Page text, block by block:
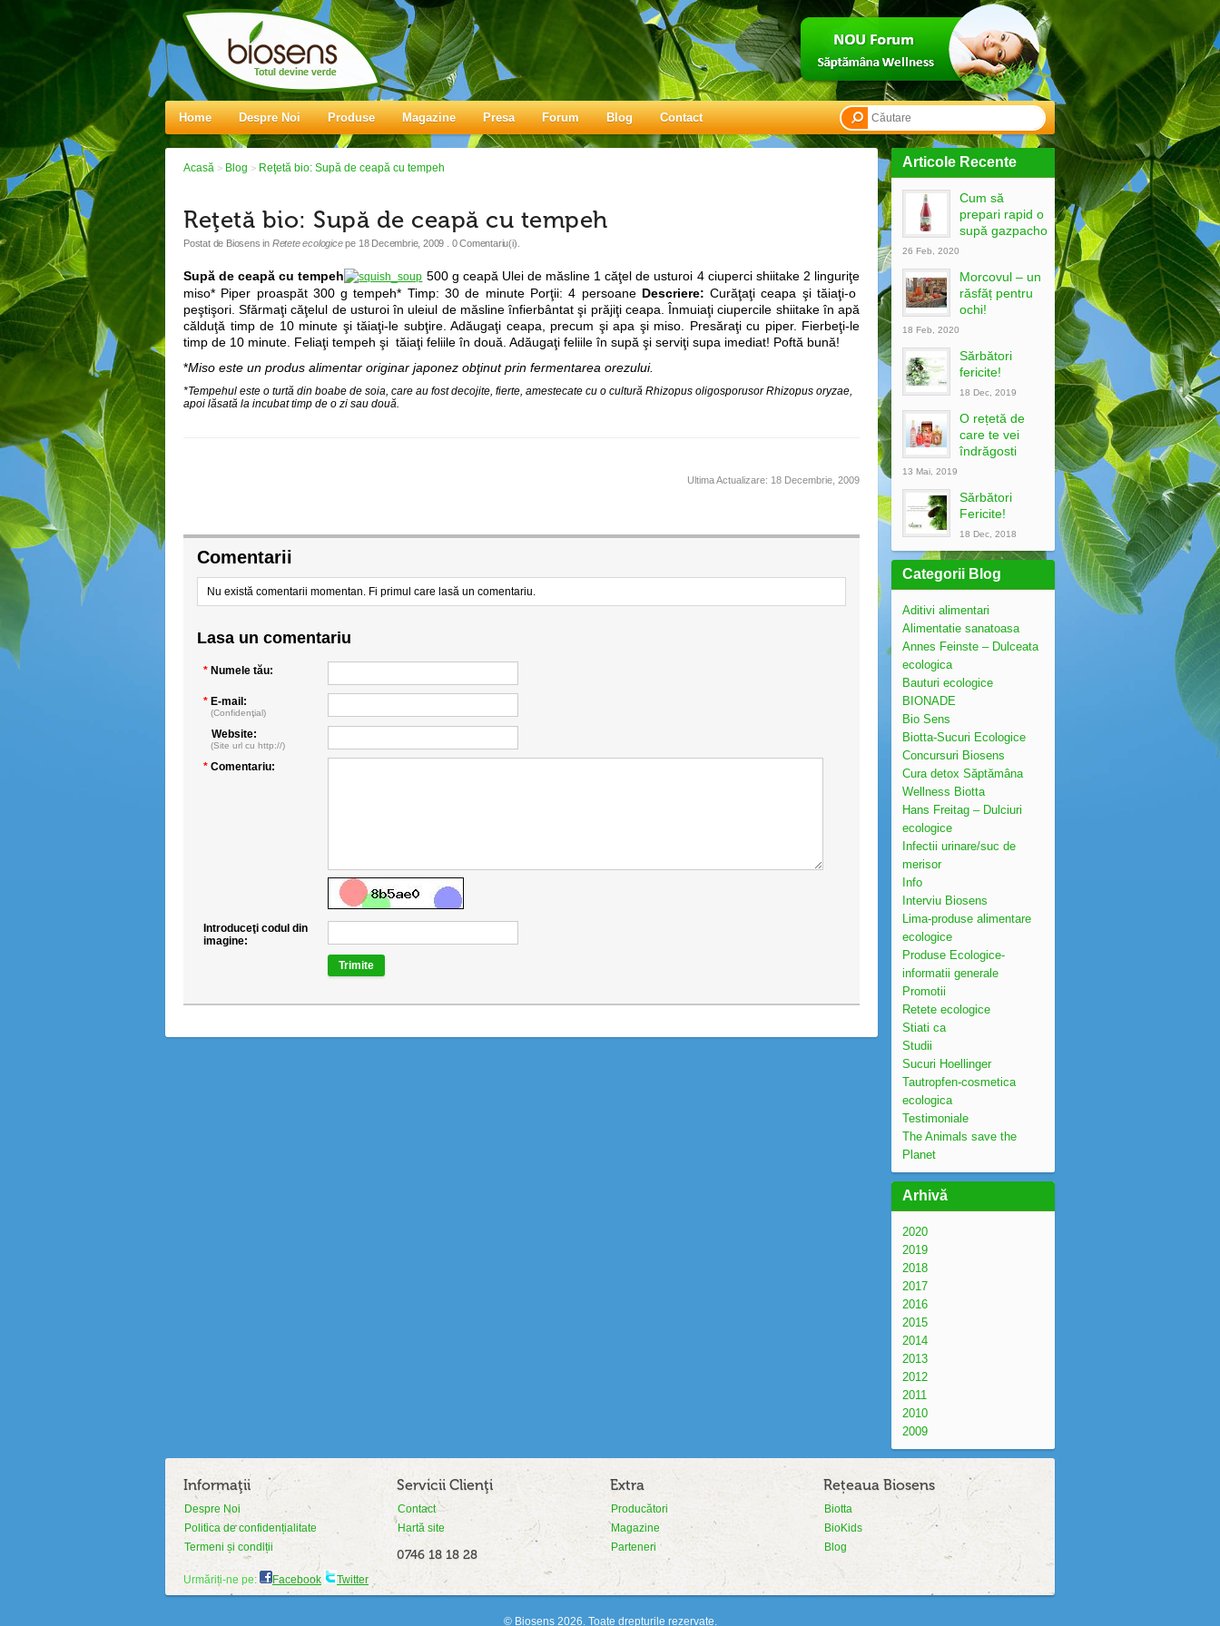
Home Despre Noi Produse Magazine Presa Forum Blog Contact
Articole Recente
Cum să
prepari rapid o
supă gazpacho
26 Feb, 2020
Morcovul – un
răsfăț pentru
ochi!
18 Feb, 2020
Sărbători
fericite!
18 Dec, 2019
O rețetă de
care te vei
îndrăgosti
13 Mai, 2019
Sărbători
Fericite!
18 Dec, 2018
Categorii Blog
Aditivi alimentari
Alimentatie sanatoasa
Annes Feinste – Dulceata
ecologica
Bauturi ecologice
BIONADE
Bio Sens
Biotta-Sucuri Ecologice
Concursuri Biosens
Cura detox Săptămâna
Wellness Biotta
Hans Freitag – Dulciuri
ecologice
Infectii urinare/suc de
merisor
Info
Interviu Biosens
Lima-produse alimentare
ecologice
Produse Ecologice-
informatii generale
Promotii
Retete ecologice
Stiati ca
Studii
Sucuri Hoellinger
Tautropfen-cosmetica
ecologica
Testimoniale
The Animals save the
Planet
Arhivă
2020
2019
2018
2017
2016
2015
2014
2013
2012
2011
2010
2009
Acasă > Blog > Reţetă bio: Supă de ceapă cu tempeh
Reţetă bio: Supă de ceapă cu tempeh
Postat de Biosens in Retete ecologicepe 18 Decembrie, 2009 . 0 Comentariu(i).
Supă de ceapă cu tempeh
500 g ceapă Ulei de măsline 1 căţel de usturoi 4 ciuperci shiitake 2 linguriţe
miso* Piper proaspăt 300 g tempeh* Timp: 30 de minute Porţii: 4 persoane Descriere: Curăţaţi ceapa şi tăiaţi-o
peştişori. Sfărmaţi căţelul de usturoi în uleiul de măsline înfierbântat şi prăjiţi ceapa. Înmuiaţi ciupercile shiitake în apă
călduţă timp de 10 minute şi tăiaţi-le subţire. Adăugaţi ceapa, precum şi apa şi miso. Presăraţi cu piper. Fierbeţi-le
timp de 10 minute. Feliaţi tempeh şi tăiaţi feliile în două. Adăugaţi feliile în supă şi serviţi supa imediat! Poftă bună!
*Miso este un produs alimentar originar japonez obţinut prin fermentarea orezului.
*Tempehul este o turtă din boabe de soia, care au fost decojite, fierte, amestecate cu o cultură Rhizopus oligosporusor Rhizopus oryzae,
apoi lăsată la incubat timp de o zi sau două.
Ultima Actualizare: 18 Decembrie, 2009
Comentarii
Nu există comentarii momentan. Fi primul care lasă un comentariu.
Lasa un comentariu
* Numele tău:
* E-mail:
(Confidenţial)
Website:
(Site url cu http://)
* Comentariu:
Introduceţi codul din
imagine:
Trimite
Informaţii
Despre Noi
Politica de confidențialitate
Termeni și condiții
Servicii Clienţi
Contact
Hartă site
0746 18 18 28
Extra
Producători
Magazine
Parteneri
Rețeaua Biosens
Biotta
BioKids
Blog
Urmăriți-ne pe: Facebook Twitter
© Biosens 2026. Toate drepturile rezervate.